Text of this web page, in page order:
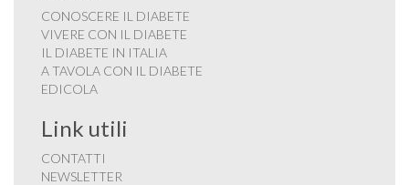
CONOSCERE IL DIABETE
VIVERE CON IL DIABETE
IL DIABETE IN ITALIA
A TAVOLA CON IL DIABETE
EDICOLA
Link utili
CONTATTI
NEWSLETTER